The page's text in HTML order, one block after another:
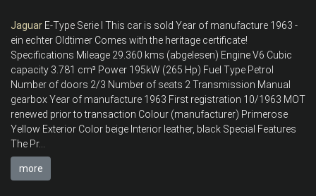
Jaguar E-Type Serie I This car is sold Year of manufacture 1963 -
ein echter Oldtimer Comes with the heritage certificate!
Specifications Mileage 29.360 kms (abgelesen) Engine V6 Cubic
capacity 3.781 cm³ Power 195kW (265 Hp) Fuel Type Petrol
Number of doors 2/3 Number of seats 2 Transmission Manual
gearbox Year of manufacture 1963 First registration 10/1963 MOT
renewed prior to transaction Colour (manufacturer) Primerose
Yellow Exterior Color beige Interior leather, black Special Features
The Pr...
more